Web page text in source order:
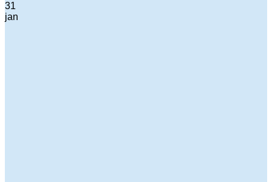
31
jan